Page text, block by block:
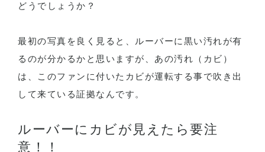
どうでしょうか？
最初の写真を良く見ると、ルーバーに黒い汚れが有
るのが分かるかと思いますが、あの汚れ（カビ）
は、このファンに付いたカビが運転する事で吹き出
して来ている証拠なんです。
ルーバーにカビが見えたら要注
意！！